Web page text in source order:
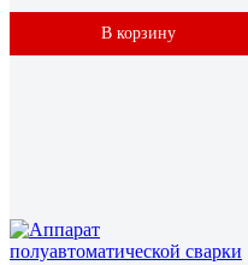
В корзину